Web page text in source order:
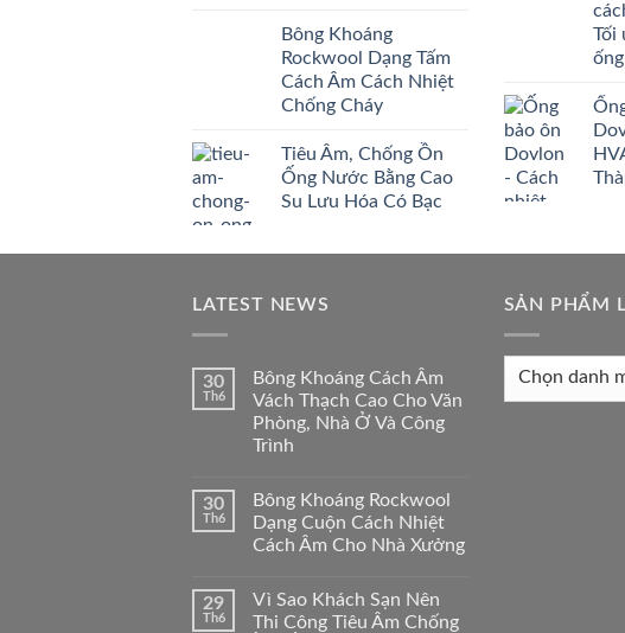
Bông Khoáng
Rockwool Dạng Tấm
Cách Âm Cách Nhiệt
Chống Cháy
Tiêu Âm, Chống Ồn
Ống Nước Bằng Cao
Su Lưu Hóa Có Bạc
Tối
LATEST NEWS
30
Th6
Bông Khoáng Cách Âm
Vách Thạch Cao Cho Văn
Phòng, Nhà Ở Và Công
Trình
30
Th6
Bông Khoáng Rockwool
Dạng Cuộn Cách Nhiệt
Cách Âm Cho Nhà Xưởng
29
Th6
Vì Sao Khách Sạn Nên
Thi Công Tiêu Âm Chống
SẢN PHẨM
Sản